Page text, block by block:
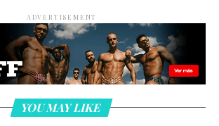
ADVERTISEMENT
YOU MAY LIKE